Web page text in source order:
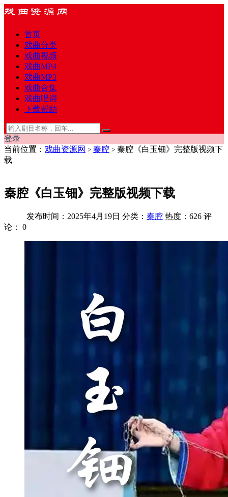
首页
戏曲分类
戏曲视频
戏曲MP4
戏曲MP3
戏曲合集
戏曲唱词
下载帮助
登录
当前位置： 戏曲资源网 > 秦腔 > 秦腔《白玉钿》完整版视频下
载
秦腔《白玉钿》完整版视频下载
发布时间：2025年4月19日 分类： 秦腔 热度：626 评
论：
0